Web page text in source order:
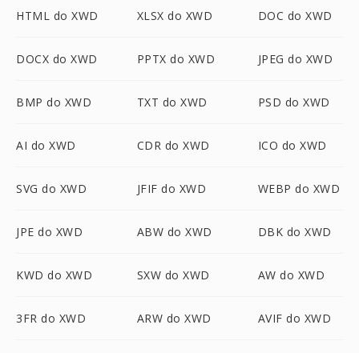
HTML do XWD XLSX do XWD DOC do XWD
DOCX do XWD PPTX do XWD JPEG do XWD
BMP do XWD TXT do XWD PSD do XWD
AI do XWD CDR do XWD ICO do XWD
SVG do XWD JFIF do XWD WEBP do XWD
JPE do XWD ABW do XWD DBK do XWD
KWD do XWD SXW do XWD AW do XWD
3FR do XWD ARW do XWD AVIF do XWD